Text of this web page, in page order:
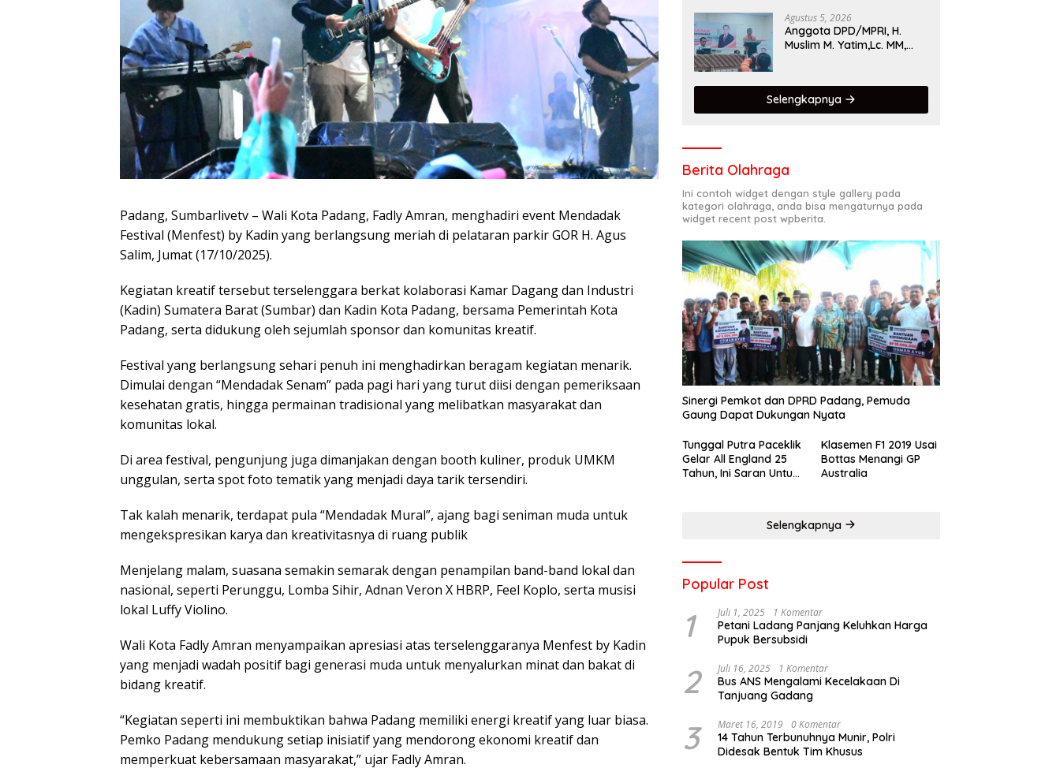
Padang, Sumbarlivetv – Wali Kota Padang, Fadly Amran, menghadiri event Mendadak
Festival (Menfest) by Kadin yang berlangsung meriah di pelataran parkir GOR H. Agus
Salim, Jumat (17/10/2025).
Kegiatan kreatif tersebut terselenggara berkat kolaborasi Kamar Dagang dan Industri
(Kadin) Sumatera Barat (Sumbar) dan Kadin Kota Padang, bersama Pemerintah Kota
Padang, serta didukung oleh sejumlah sponsor dan komunitas kreatif.
Festival yang berlangsung sehari penuh ini menghadirkan beragam kegiatan menarik.
Dimulai dengan “Mendadak Senam” pada pagi hari yang turut diisi dengan pemeriksaan
kesehatan gratis, hingga permainan tradisional yang melibatkan masyarakat dan
komunitas lokal.
Di area festival, pengunjung juga dimanjakan dengan booth kuliner, produk UMKM
unggulan, serta spot foto tematik yang menjadi daya tarik tersendiri.
Tak kalah menarik, terdapat pula “Mendadak Mural”, ajang bagi seniman muda untuk
mengekspresikan karya dan kreativitasnya di ruang publik
Menjelang malam, suasana semakin semarak dengan penampilan band-band lokal dan
nasional, seperti Perunggu, Lomba Sihir, Adnan Veron X HBRP, Feel Koplo, serta musisi
lokal Luffy Violino.
Wali Kota Fadly Amran menyampaikan apresiasi atas terselenggaranya Menfest by Kadin
yang menjadi wadah positif bagi generasi muda untuk menyalurkan minat dan bakat di
bidang kreatif.
“Kegiatan seperti ini membuktikan bahwa Padang memiliki energi kreatif yang luar biasa.
Pemko Padang mendukung setiap inisiatif yang mendorong ekonomi kreatif dan
memperkuat kebersamaan masyarakat,” ujar Fadly Amran.
Hasil Maksimal
Agustus 5, 2026
Anggota DPD/MPRI, H.
Muslim M. Yatim,Lc. MM,
satu garda terdepan
dalam Bencana
Selengkapnya
Berita Olahraga
Ini contoh widget dengan style gallery pada
kategori olahraga, anda bisa mengaturnya pada
widget recent post wpberita.
Sinergi Pemkot dan DPRD Padang, Pemuda
Gaung Dapat Dukungan Nyata
Tunggal Putra Paceklik
Gelar All England 25
Tahun, Ini Saran Untuk
Klasemen F1 2019 Usai
Bottas Menangi GP
Australia
Selengkapnya
Popular Post
1 Juli 1, 2025 1 Komentar
Petani Ladang Panjang Keluhkan Harga
Pupuk Bersubsidi
2 Juli 16, 2025 1 Komentar
Bus ANS Mengalami Kecelakaan Di
Tanjuang Gadang
3 Maret 16, 2019 0 Komentar
14 Tahun Terbunuhnya Munir, Polri
Didesak Bentuk Tim Khusus